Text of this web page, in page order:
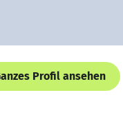
Profil ansehen